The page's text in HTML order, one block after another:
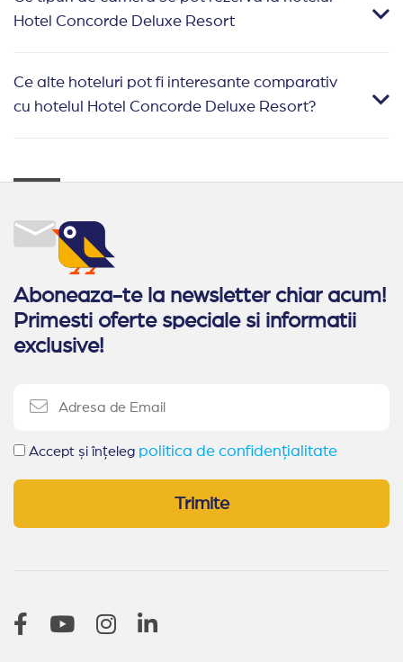
Hotel Concorde Deluxe Resort
Ce alte hoteluri pot fi interesante comparativ
cu hotelul Hotel Concorde Deluxe Resort?
Aboneaza-te la newsletter chiar acum!
Primesti oferte speciale si informatii
exclusive!
Accept și înțeleg politica de confidențialitate
Trimite